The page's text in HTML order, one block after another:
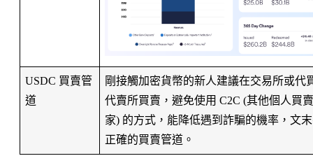
USDC 買賣管
道
剛接觸加密貨幣的新人建議在交易所或代
代賣所買賣，避免使用 C2C (其他個人買賣
家) 的方式，能降低遇到詐騙的機率，文
正確的買賣管道。